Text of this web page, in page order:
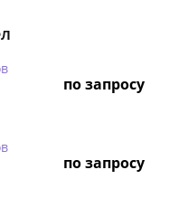
по запросу
по запросу